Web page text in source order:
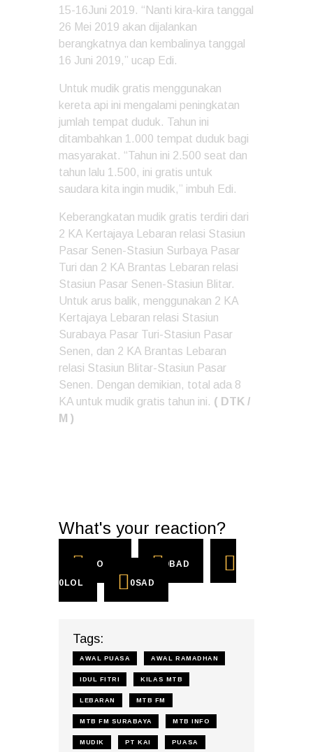
15-16Juni 2019. “Nanti kira-kira tanggal
26 Mei 2019 akan dijalankan
berangkatnya dan kembalinya tanggal
16 Juni 2019,” ucap Edi.
Untuk mudik gratis menggunakan
kereta api ini mengalami peningkatan
jumlah tempat duduk. Tahun ini
ditambahkan 1.000 tempat duduk bagi
masyarakat. “Tahun ini 2.500 seat dan
tahun lalu 1.500, ini gratis untuk
saudara kita ingin mudik,” imbuh Edi.
Keberangkatan mudik gratis terdiri dari
2 KA Kertajaya Lebaran relasi Stasiun
Pasar Senen-Stasiun Surbaya Pasar
Turi dan 2 KA Brantas Lebaran relasi
Stasiun Pasar Senen-Stasiun Blitar.
Untuk arus balik, menggunakan 2 KA
Kertajaya Lebaran relasi Stasiun
Surabaya Pasar Turi-Stasiun Pasar
Senen, dan 2 KA Brantas Lebaran
relasi Stasiun Blitar-Stasiun Pasar
Senen. Dengan demikian, total ada 8
KA untuk mudik gratis tahun ini. ( DTK /
M )
What's your reaction?
COOL 0BAD
0 LOL 0SAD
Tags:
AWAL PUASA AWAL RAMADHAN
IDUL FITRI KILAS MTB
LEBARAN MTB FM
MTB FM SURABAYA MTB INFO
MUDIK PT KAI PUASA